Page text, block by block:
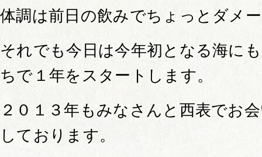
体調は前日の飲みでちょっとダメ
それでも今日は今年初となる海に
ちで１年をスタートします。
２０１３年もみなさんと西表でお
しております。